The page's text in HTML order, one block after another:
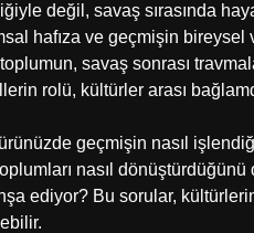
değil, savaş sırasında
hafıza ve geçmişin
toplumun, savaş sonrası
rolü, kültürler arası
geçmişin nasıl
nasıl dönüştürdüğünü
ediyor? Bu sorular,